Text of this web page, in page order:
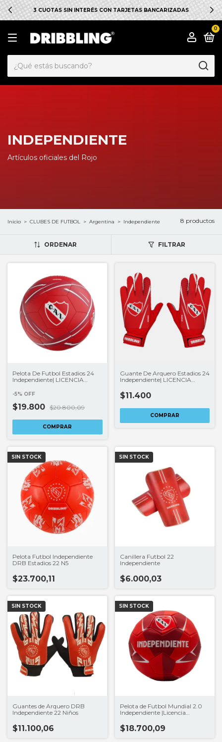
3 CUOTAS SIN INTERÉS CON TARJETAS BANCARIZADAS
0
INDEPENDIENTE
Artículos oficiales del Rojo
Inicio > CLUBES DE FUTBOL > Argentina > Independiente 8 productos
ORDENAR FILTRAR
Pelota De Futbol Estadios 24
Independiente| LICENCIA
-5% OFF
$19.800 $20.800,09
Guante De Arquero Estadios 24
Independiente| LICENCIA
$11.400
COMPRAR
SIN STOCK
Pelota Futbol Independiente
DRB Estadios 22 N5
$23.700,11
SIN STOCK
Canillera Futbol 22
Independiente
$6.000,03
SIN STOCK
Guantes de Arquero DRB
Independiente 22 Niños
$11.100,06
SIN STOCK
Pelota de Futbol Mundial 2.0
Independiente |Licencia
$18.700,09